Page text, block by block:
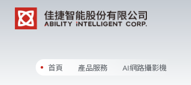
首頁 產品服務 AI網路攝影機